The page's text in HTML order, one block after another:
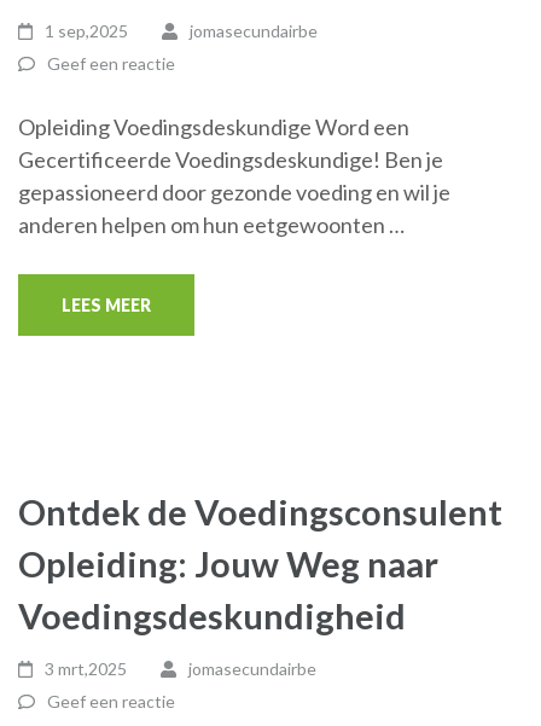
1 sep,2025
jomasecundairbe
Geef een reactie
Opleiding Voedingsdeskundige Word een
Gecertificeerde Voedingsdeskundige! Ben je
gepassioneerd door gezonde voeding en wil je
anderen helpen om hun eetgewoonten …
LEES MEER
Ontdek de Voedingsconsulent
Opleiding: Jouw Weg naar
Voedingsdeskundigheid
3 mrt,2025
jomasecundairbe
Geef een reactie